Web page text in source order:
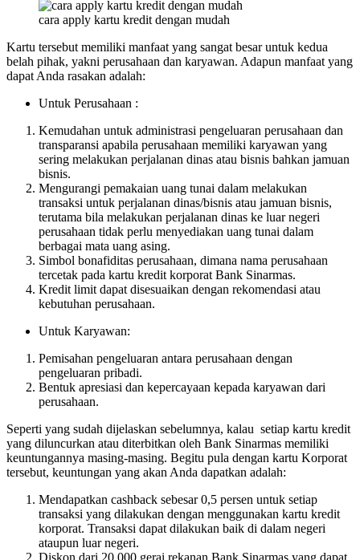
cara apply kartu kredit dengan mudah
Kartu tersebut memiliki manfaat yang sangat besar untuk kedua
belah pihak, yakni perusahaan dan karyawan. Adapun manfaat yang
dapat Anda rasakan adalah:
Untuk Perusahaan :
Kemudahan untuk administrasi pengeluaran perusahaan dan
transparansi apabila perusahaan memiliki karyawan yang
sering melakukan perjalanan dinas atau bisnis bahkan jamuan
bisnis.
Mengurangi pemakaian uang tunai dalam melakukan
transaksi untuk perjalanan dinas/bisnis atau jamuan bisnis,
terutama bila melakukan perjalanan dinas ke luar negeri
perusahaan tidak perlu menyediakan uang tunai dalam
berbagai mata uang asing.
Simbol bonafiditas perusahaan, dimana nama perusahaan
tercetak pada kartu kredit korporat Bank Sinarmas.
Kredit limit dapat disesuaikan dengan rekomendasi atau
kebutuhan perusahaan.
Untuk Karyawan:
Pemisahan pengeluaran antara perusahaan dengan
pengeluaran pribadi.
Bentuk apresiasi dan kepercayaan kepada karyawan dari
perusahaan.
Seperti yang sudah dijelaskan sebelumnya, kalau setiap kartu kredit
yang diluncurkan atau diterbitkan oleh Bank Sinarmas memiliki
keuntungannya masing-masing. Begitu pula dengan kartu Korporat
tersebut, keuntungan yang akan Anda dapatkan adalah:
Mendapatkan cashback sebesar 0,5 persen untuk setiap
transaksi yang dilakukan dengan menggunakan kartu kredit
korporat. Transaksi dapat dilakukan baik di dalam negeri
ataupun luar negeri.
Diskon dari 20.000 gerai rekanan Bank Sinarmas yang dapat